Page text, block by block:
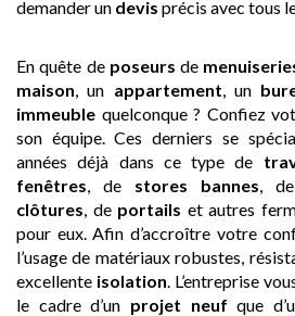
demander un devis précis avec tous
En quête de poseurs de
maison , un appartement , un
immeuble quelconque ? Confiez
son équipe. Ces derniers se
années déjà dans ce type de
fenêtres , de stores bannes ,
clôtures , de portails et autres
pour eux. Afin d’accroître votre
l’usage de matériaux robustes,
excellente isolation . L’entreprise
le cadre d’un projet neuf que